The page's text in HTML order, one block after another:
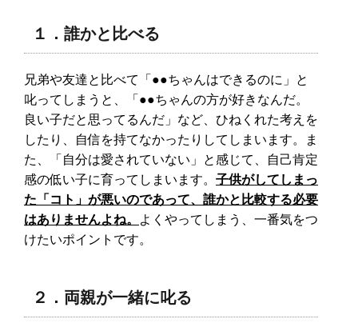
１．誰かと比べる
兄弟や友達と比べて「●●ちゃんはできるのに」と
叱ってしまうと、「●●ちゃんの方が好きなんだ。
良い子だと思ってるんだ」など、ひねくれた考えを
したり、自信を持てなかったりしてしまいます。ま
た、「自分は愛されていない」と感じて、自己肯定
感の低い子に育ってしまいます。 子供がしてしまっ
た「コト」が悪いのであって、誰かと比較する必要
はありませんよね。
よくやってしまう、一番気をつ
けたいポイントです。
２．両親が一緒に叱る